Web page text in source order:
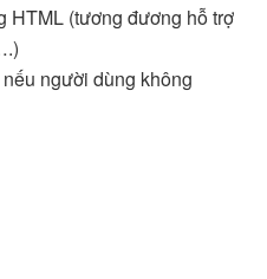
HTML (tương đương hỗ trợ
người dùng không